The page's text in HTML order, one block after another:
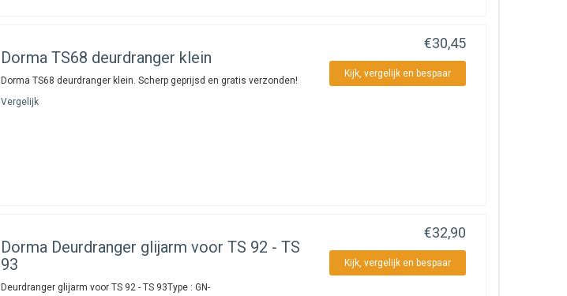
DormaTS68 deurdranger klein
Dorma TS68 deurdranger klein. Scherp geprijsd en gratis verzonden!
Vergelijk
€30,45
Kijk, vergelijk en bespaar
DormaDeurdranger glijarm voor TS 92 - TS
93
Deurdranger glijarm voor TS 92 - TS 93Type : GN-
€32,90
Kijk, vergelijk en bespaar